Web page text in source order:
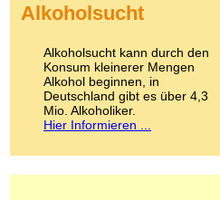
Kokain
LSD
Marihuana
Medikamente
Meskalin
Metamphetamin
Methadon
Alkoholsucht
Alkoholsucht kann durch den
Konsum kleinerer Mengen
Alkohol beginnen, in
Deutschland gibt es über 4,3
Mio. Alkoholiker.
Hier Informieren ...